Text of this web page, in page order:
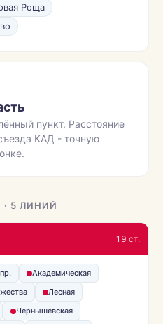
Роща
пункт. Расстояние
КАД - точную
5 ЛИНИЙ
19 ст.
Академическая
Лесная
Чернышевская